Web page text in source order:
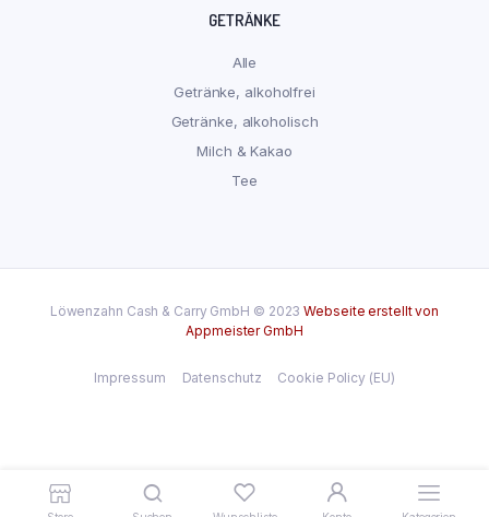
GETRÄNKE
Alle
Getränke, alkoholfrei
Getränke, alkoholisch
Milch & Kakao
Tee
Löwenzahn Cash & Carry GmbH © 2023Webseite erstellt von
Appmeister GmbH
Impressum Datenschutz Cookie Policy (EU)